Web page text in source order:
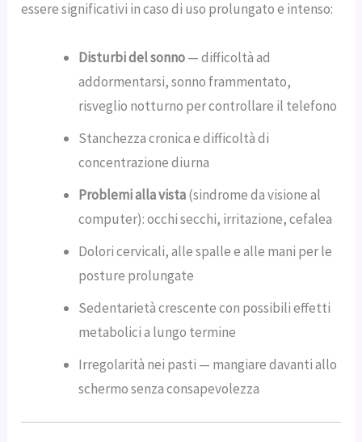
essere significativi in caso di uso prolungato e intenso:
Disturbi del sonno— difficoltà ad
addormentarsi, sonno frammentato,
risveglio notturno per controllare il telefono
Stanchezza cronica e difficoltà di
concentrazione diurna
Problemi alla vista(sindrome da visione al
computer): occhi secchi, irritazione, cefalea
Dolori cervicali, alle spalle e alle mani per le
posture prolungate
Sedentarietà crescente con possibili effetti
metabolici a lungo termine
Irregolarità nei pasti — mangiare davanti allo
schermo senza consapevolezza